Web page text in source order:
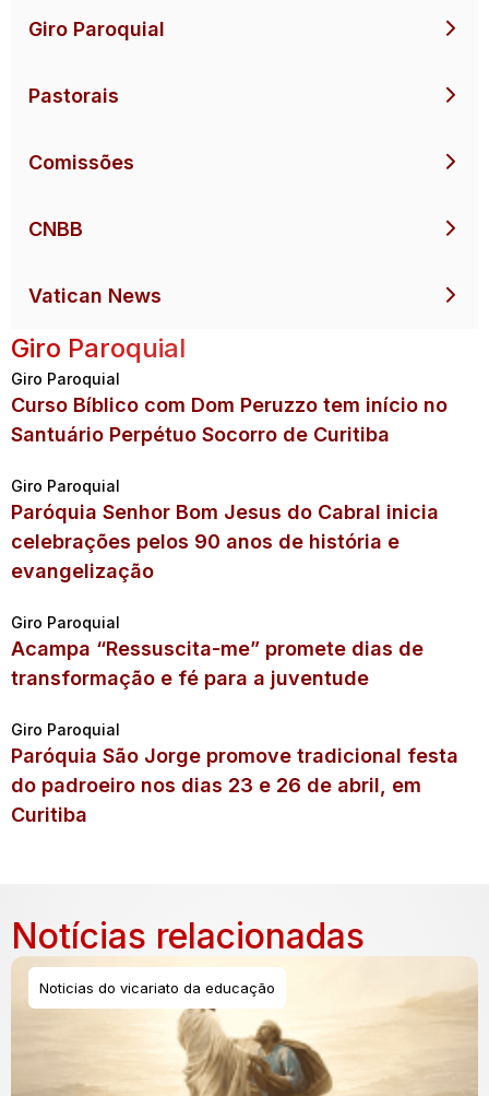
Giro Paroquial
Pastorais
Comissões
CNBB
Vatican News
Giro Paroquial
Giro Paroquial
Curso Bíblico com Dom Peruzzo tem início no
Santuário Perpétuo Socorro de Curitiba
Giro Paroquial
Paróquia Senhor Bom Jesus do Cabral inicia
celebrações pelos 90 anos de história e
evangelização
Giro Paroquial
Acampa “Ressuscita-me” promete dias de
transformação e fé para a juventude
Giro Paroquial
Paróquia São Jorge promove tradicional festa
do padroeiro nos dias 23 e 26 de abril, em
Curitiba
Notícias relacionadas
Noticias do vicariato da educação